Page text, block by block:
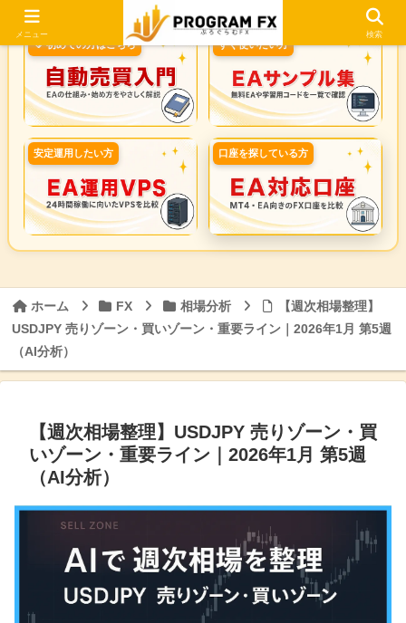
🔰 初めての方はこちら すぐ使いたい方
安定運用したい方 口座を探している方
ホーム FX 相場分析
【週次相場整理】
USDJPY 売りゾーン・買いゾーン・重要ライン｜2026年1月 第5週
（AI分析）
【週次相場整理】USDJPY 売りゾーン・買
いゾーン・重要ライン｜2026年1月 第5週
（AI分析）
メニュー 検索